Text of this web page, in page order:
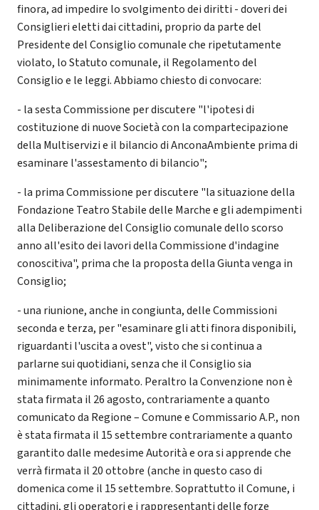
finora, ad impedire lo svolgimento dei diritti - doveri dei
Consiglieri eletti dai cittadini, proprio da parte del
Presidente del Consiglio comunale che ripetutamente
violato, lo Statuto comunale, il Regolamento del
Consiglio e le leggi. Abbiamo chiesto di convocare:
- la sesta Commissione per discutere "l'ipotesi di
costituzione di nuove Società con la compartecipazione
della Multiservizi e il bilancio di AnconaAmbiente prima di
esaminare l'assestamento di bilancio";
- la prima Commissione per discutere "la situazione della
Fondazione Teatro Stabile delle Marche e gli adempimenti
alla Deliberazione del Consiglio comunale dello scorso
anno all'esito dei lavori della Commissione d'indagine
conoscitiva", prima che la proposta della Giunta venga in
Consiglio;
- una riunione, anche in congiunta, delle Commissioni
seconda e terza, per "esaminare gli atti finora disponibili,
riguardanti l'uscita a ovest", visto che si continua a
parlarne sui quotidiani, senza che il Consiglio sia
minimamente informato. Peraltro la Convenzione non è
stata firmata il 26 agosto, contrariamente a quanto
comunicato da Regione – Comune e Commissario A.P., non
è stata firmata il 15 settembre contrariamente a quanto
garantito dalle medesime Autorità e ora si apprende che
verrà firmata il 20 ottobre (anche in questo caso di
domenica come il 15 settembre. Soprattutto il Comune, i
cittadini, gli operatori e i rappresentanti delle forze